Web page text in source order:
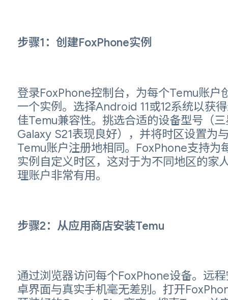
步骤1：创建FoxPhone实例
登录FoxPhone控制台，为每个Temu账户
一个实例。选择Android 11或12系统以获
佳Temu兼容性。挑选合适的设备型号（三
Galaxy S21表现良好），并将时区设置为
Temu账户注册地相同。FoxPhone支持为
实例自定义时区，这对于为不同地区的家
理账户非常有用。
步骤2：从应用商店安装Temu
通过浏览器访问每个FoxPhone设备。远程
卓界面与真实手机毫无差别。打开